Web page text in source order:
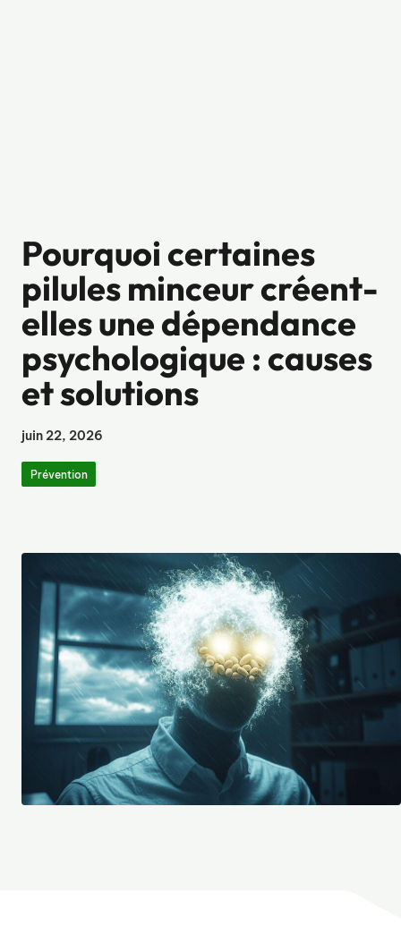
Pourquoi certaines
pilules minceur créent-
elles une dépendance
psychologique : causes
et solutions
juin 22, 2026
Prévention